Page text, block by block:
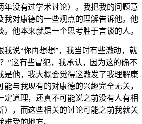
年没有过学术讨论）。我把我的问题意
我对康德的一些观点的理解告诉他。他
。他本来就是一个思考胜于言谈的人。
我说“你再想想”，我当时有些激动，就
”这有些冒犯，我承认，因为这的确不
是他，我大概会觉得这激发了我理解康
与我现有的对康德的兴趣完全无关，
定道理，还真不可能说之前没有人有相
），而这些相关的讨论可能之前我就关
受的地方。